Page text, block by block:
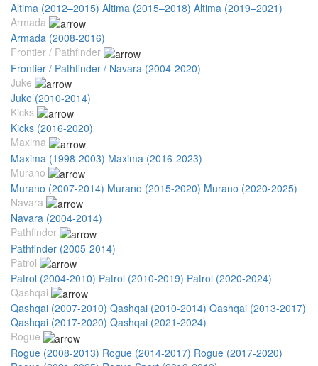
Altima (2012–2015) Altima (2015–2018) Altima (2019–2021)
Armada
Armada (2008-2016)
Frontier / Pathfinder
Frontier / Pathfinder / Navara (2004-2020)
Juke
Juke (2010-2014)
Kicks
Kicks (2016-2020)
Maxima
Maxima (1998-2003) Maxima (2016-2023)
Murano
Murano (2007-2014) Murano (2015-2020) Murano (2020-2025)
Navara
Navara (2004-2014)
Pathfinder
Pathfinder (2005-2014)
Patrol
Patrol (2004-2010) Patrol (2010-2019) Patrol (2020-2024)
Qashqai
Qashqai (2007-2010) Qashqai (2010-2014) Qashqai (2013-2017)
Qashqai (2017-2020) Qashqai (2021-2024)
Rogue
Rogue (2008-2013) Rogue (2014-2017) Rogue (2017-2020)